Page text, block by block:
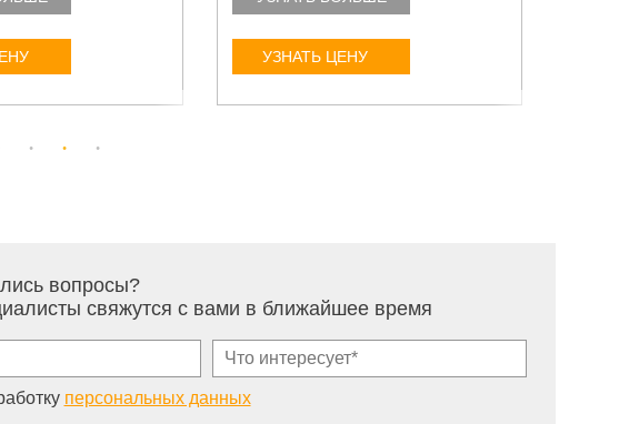
УЗНАТЬ ЦЕНУ
вопросы?
свяжутся с вами в ближайшее время
персональных данных